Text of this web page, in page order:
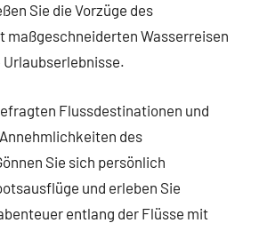
Sie die Vorzüge des
maßgeschneiderten Wasserreisen
Flussdestinationen und
des
Sie sich persönlich
und erleben Sie
entlang der Flüsse mit